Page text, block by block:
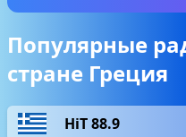
Популярные
стране Греция
HiT 88.9